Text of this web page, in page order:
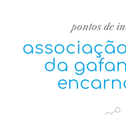
pontos de
da